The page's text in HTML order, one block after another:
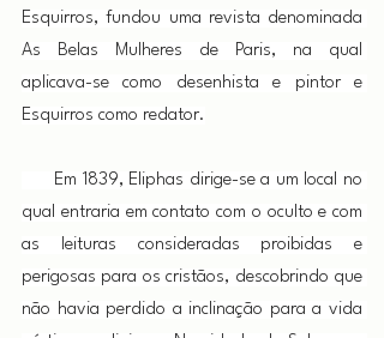
Esquirros, fundou uma revista denominada
As Belas Mulheres de Paris, na qual
aplicava-se como desenhista e pintor e
Esquirros como redator.
Em 1839, Eliphas dirige-se a um local no
qual entraria em contato com o oculto e com
as leituras consideradas proibidas e
perigosas para os cristãos, descobrindo que
não havia perdido a inclinação para a vida